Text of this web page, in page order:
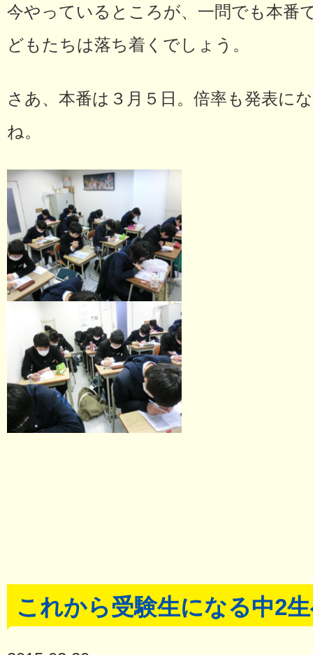
今やっているところが、一問でも本番
どもたちは落ち着くでしょう。
さあ、本番は３月５日。倍率も発表に
ね。
これから受験生になる中2